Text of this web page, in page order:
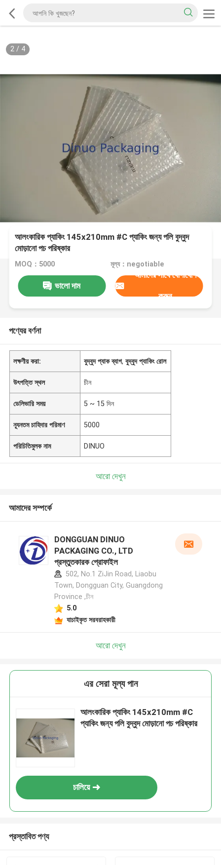
2/ 4
আলংকারিক প্যাকিং 145x210mm #C প্যাকিং জন্য পলি বুদ্বুদ
মোড়ানো পচ পরিষ্কার
MOQ：5000 মূল্য：negotiable
ভালো দাম
আমাদের সাথে যোগাযোগ
করুন
পণ্যের বর্ণনা
লক্ষণীয় করা: বুদ্বুদ প্যাক ব্যাগ,বুদ্বুদ প্যাকিং রোল
উৎপত্তি স্থল চীন
ডেলিভারি সময় 5 ~ 15 দিন
ন্যূনতম চাহিদার পরিমাণ 5000
পরিচিতিমুলক নাম DINUO
আরো দেখুন
আমাদের সম্পর্কে
DONGGUAN DINUO
PACKAGING CO., LTD
প্রস্তুতকারক প্রোফাইল
502, No.1 ZiJin Road, Liaobu
Town, Dongguan City, Guangdong
Province ,চীন
5.0
যাচাইকৃত সরবরাহকারী
আরো দেখুন
এর সেরা মূল্য পান
আলংকারিক প্যাকিং 145x210mm #C
প্যাকিং জন্য পলি বুদ্বুদ মোড়ানো পচ পরিষ্কার
চালিয়ে
প্রস্তাবিত পণ্য